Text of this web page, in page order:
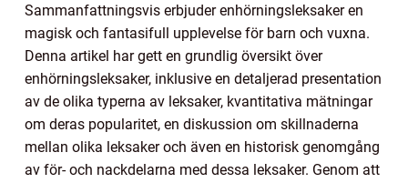
Sammanfattningsvis erbjuder enhörningsleksaker en
magisk och fantasifull upplevelse för barn och vuxna.
Denna artikel har gett en grundlig översikt över
enhörningsleksaker, inklusive en detaljerad presentation
av de olika typerna av leksaker, kvantitativa mätningar
om deras popularitet, en diskussion om skillnaderna
mellan olika leksaker och även en historisk genomgång
av för- och nackdelarna med dessa leksaker. Genom att